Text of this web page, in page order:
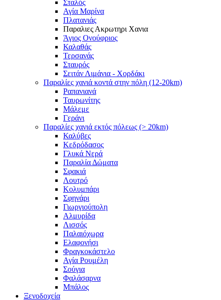
Σταλός
Αγία Μαρίνα
Πλατανιάς
Παραλιες Ακρωτηρι Χανια
Άγιος Ονούφριος
Καλαθάς
Τερσανάς
Σταυρός
Σειτάν Λιμάνια - Χορδάκι
Παραλίες χανιά κοντά στην πόλη (12-20km)
Ραπανιανά
Ταυρωνίτης
Μάλεμε
Γεράνι
Παραλίες χανιά εκτός πόλεως (> 20km)
Καλύβες
Κεδρόδασος
Γλυκά Νερά
Παραλία Δώματα
Σφακιά
Λουτρό
Κολυμπάρι
Σφηνάρι
Γιωργιούπολη
Αλμυρίδα
Λισσός
Παλαιόχωρα
Ελαφονήσι
Φραγκοκάστελο
Αγία Ρουμέλη
Σούγια
Φαλάσαρνα
Μπάλος
Ξενοδοχεία